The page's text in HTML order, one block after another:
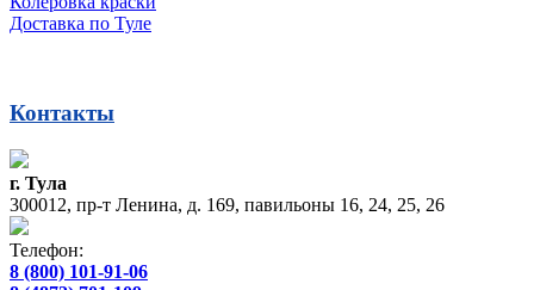
Доставка по Туле
Контакты
г. Тула
300012, пр-т Ленина, д. 169, павильоны 16, 24, 25, 26
Телефон:
8 (800) 101-91-06